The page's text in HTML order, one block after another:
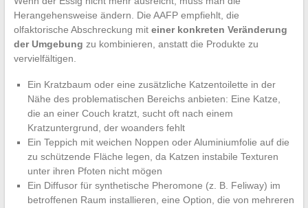
Herangehensweise ändern. Die AAFP empfiehlt, die
olfaktorische Abschreckung mit einer konkreten Veränderung
der Umgebung zu kombinieren, anstatt die Produkte zu
vervielfältigen.
Ein Kratzbaum oder eine zusätzliche Katzentoilette in der
Nähe des problematischen Bereichs anbieten: Eine Katze,
die an einer Couch kratzt, sucht oft nach einem
Kratzuntergrund, der woanders fehlt
Ein Teppich mit weichen Noppen oder Aluminiumfolie auf die
zu schützende Fläche legen, da Katzen instabile Texturen
unter ihren Pfoten nicht mögen
Ein Diffusor für synthetische Pheromone (z. B. Feliway) im
betroffenen Raum installieren, eine Option, die von mehreren